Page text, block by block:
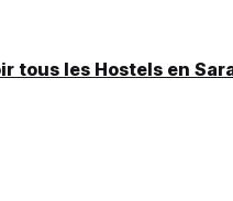
tous les Hostels en